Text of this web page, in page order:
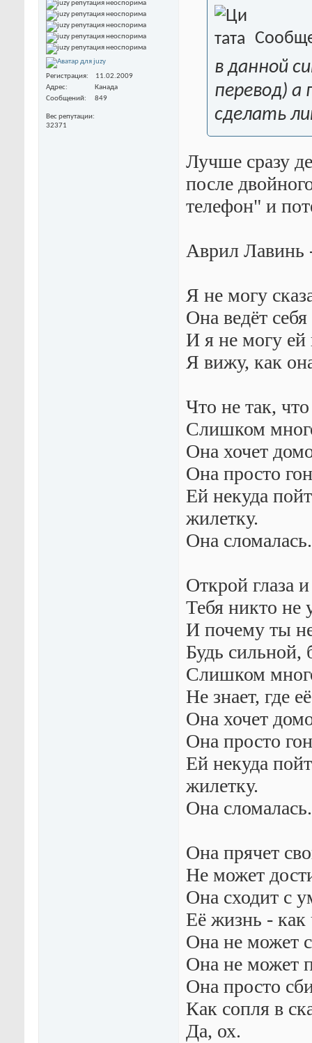
Регистрация
11.02.2009
Адрес
Канада
Сообщений
849
Вес репутации
32371
в данной
перевод)
сделать
Лучше сразу
после
телефон" и
Аврил Лавинь
Я не могу
Она ведёт
И я не могу ей
Я вижу, как
Что не так,
Слишком
Она хочет
Она просто
Ей некуда
жилетку.
Она сломалась.
Открой глаза
Тебя никто не
И почему ты
Будь сильной,
Слишком
Не знает, где
Она хочет
Она просто
Ей некуда
жилетку.
Она сломалась.
Она прячет
Не может
Она сходит с
Её жизнь - как
Она не может
Она не может
Она просто
Как сопля в
Да, ох.